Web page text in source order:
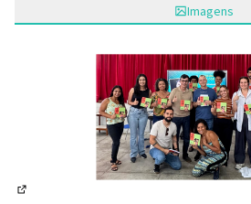
Imagens